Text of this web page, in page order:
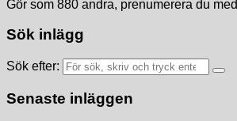
Gör som 880 andra, prenumerera du
Sök inlägg
Sök efter:
Senaste inläggen